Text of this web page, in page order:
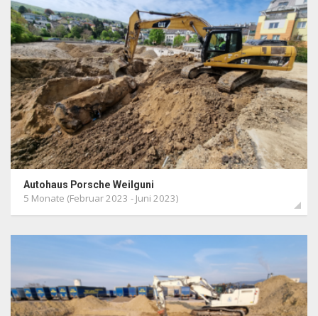
Autohaus Porsche Weilguni
5 Monate (Februar 2023 - Juni 2023)